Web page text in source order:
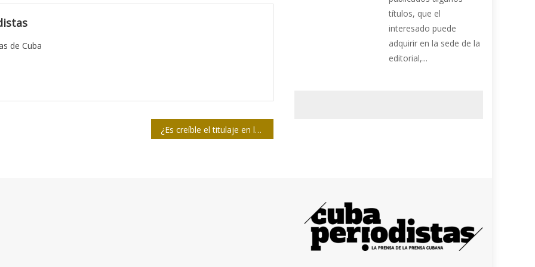
de Cuba
¿Es creíble el titulaje en la prensa cubana?
títulos, que el
interesado puede
adquirir en la sede de la
editorial,...